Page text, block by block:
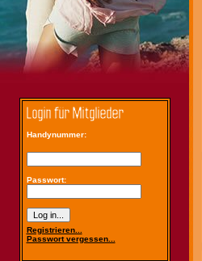
Handynummer:
Passwort:
Registrieren...
Passwort vergessen...